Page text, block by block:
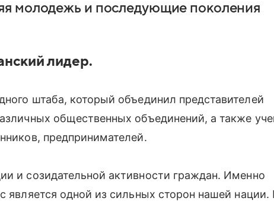
молодежь и последующие поколения
лидер.
штаба, который объединил представителей
общественных объединений, а также
предпринимателей.
и созидательной активности граждан. Именно
является одной из сильных сторон нашей